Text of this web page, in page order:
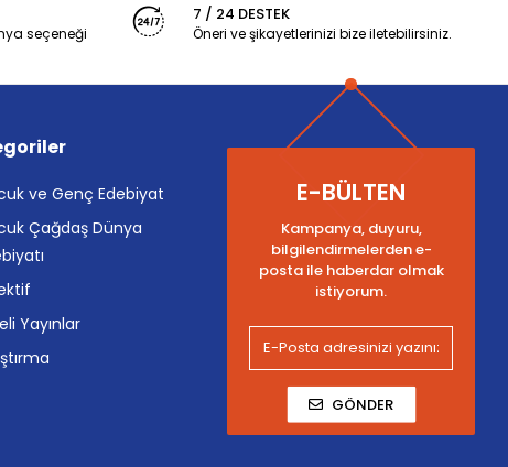
seçeneği
7 / 24 DESTEK
Öneri ve şikayetlerinizi bize iletebilirsiniz.
ve Genç Edebiyat
Çağdaş Dünya
Yayınlar
E-BÜLTEN
Kampanya, duyuru,
bilgilendirmelerden e-
posta ile haberdar olmak
istiyorum.
GÖNDER